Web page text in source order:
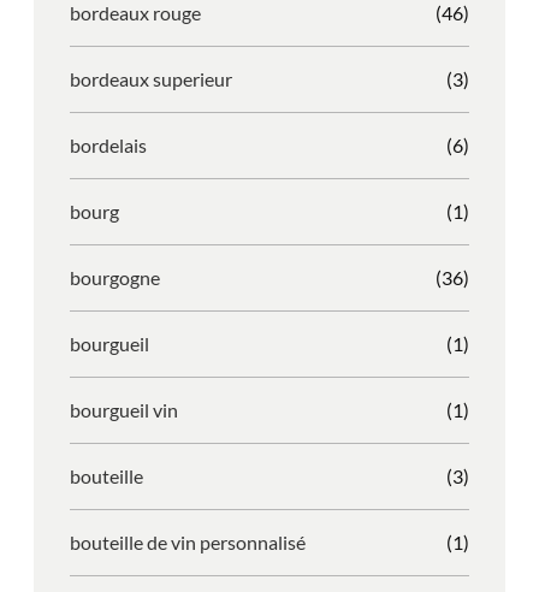
bordeaux rouge (46)
bordeaux superieur (3)
bordelais (6)
bourg (1)
bourgogne (36)
bourgueil (1)
bourgueil vin (1)
bouteille (3)
bouteille de vin personnalisé (1)